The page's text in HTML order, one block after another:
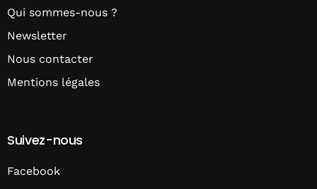
Qui sommes-nous ?
Newsletter
Nous contacter
Mentions légales
Suivez-nous
Facebook